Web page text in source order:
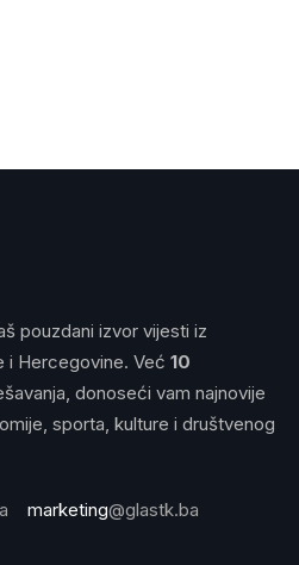
pouzdani izvor vijesti iz
i Hercegovine. Već 10
donoseći vam najnovije
sporta, kulture i društvenog
marketing@glastk.ba